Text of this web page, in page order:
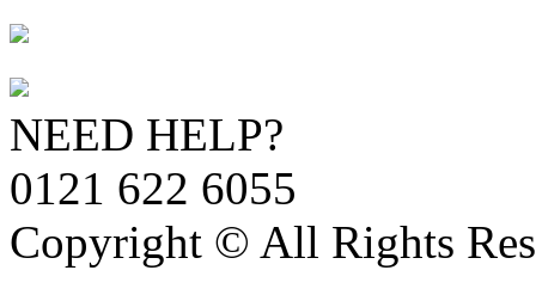
NEED HELP?
0121 622 6055
Copyright © All Rights